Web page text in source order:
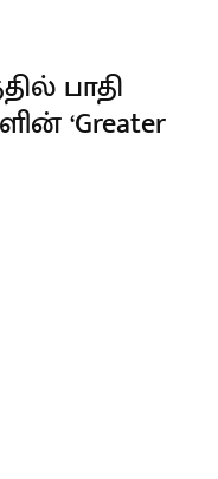
பாதி
‘Greater